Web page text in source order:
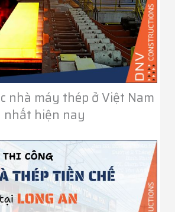
nhà máy thép ở Việt Nam
nhất hiện nay